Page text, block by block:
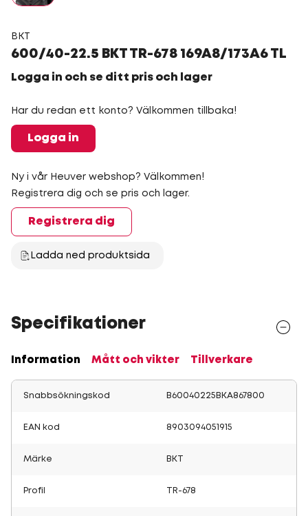
BKT
600/40-22.5 BKT TR-678 169A8/173A6 TL
Logga in och se ditt pris och lager
Har du redan ett konto? Välkommen tillbaka!
Logga in
Ny i vår Heuver webshop? Välkommen!
Registrera dig och se pris och lager.
Registrera dig
Ladda ned produktsida
Specifikationer
Information Mått och vikter Tillverkare
Snabbsökningskod B60040225BKA867800
EAN kod 8903094051915
Märke BKT
Profil TR-678